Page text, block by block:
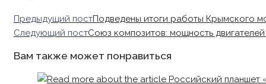
Read
more
Предыдущий постПодведены итоги работы Крымского
Следующий постСоюз композитов: мощность
Вам также может понравиться